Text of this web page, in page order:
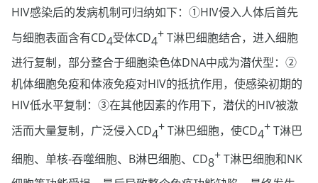
HIV感染后的发病机制可归纳如下：①HIV侵入人体后首先
与细胞表面含有CD4受体CD4+T淋巴细胞结合，进入细胞
进行复制，部分整合于细胞染色体DNA中成为潜伏型：②
机体细胞免疫和体液免疫对HIV的抵抗作用，使感染初期的
HIV低水平复制：③在其他因素的作用下，潜伏的HIV被激
活而大量复制，广泛侵入CD4+T淋巴细胞，使CD4+T淋巴
细胞、单核-吞噬细胞、B淋巴细胞、CD8+T淋巴细胞和NK